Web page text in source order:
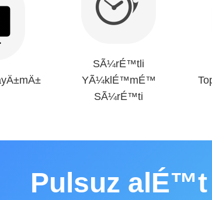
SÃ¼rÉ™tli
YÃ¼klÉ™mÉ™
SÃ¼rÉ™ti
Pulsuz alÉ™t